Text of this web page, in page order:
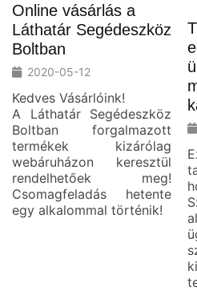
Online vásárlás a
Láthatár Segédeszköz
Boltban
2020-05-12
Kedves Vásárlóink!
A Láthatár Segédeszköz
Boltban forgalmazott
termékek kizárólag
webáruházon keresztül
rendelhetőek meg!
Csomagfeladás hetente
egy alkalommal történik!